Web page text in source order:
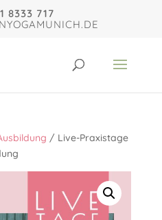
8333 717
/ Live-Praxistage